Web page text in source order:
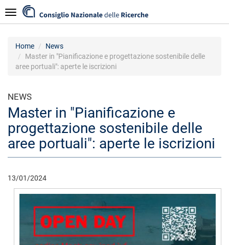
al
contenuto
Navigazione
Home
News
Master in "Pianificazione e progettazione sostenibile delle
aree portuali": aperte le iscrizioni
NEWS
Master in "Pianificazione e
progettazione sostenibile delle
aree portuali": aperte le iscrizioni
13/01/2024